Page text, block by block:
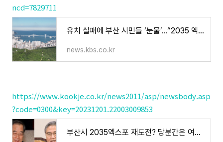
ncd=7829711
유치 실패에 부산 시민들 ‘눈물’…“2035 엑스포 재도전”
news.kbs.co.kr
https://www.kookje.co.kr/news2011/asp/newsbody.asp
?code=0300&key=20231201.22003009853
부산시 2035엑스포 재도전? 당분간은 여론수렴 집중할 듯